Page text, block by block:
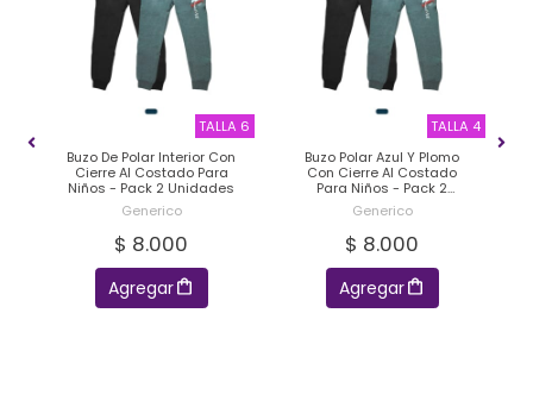
TALLA 6
Buzo De Polar Interior Con
Cierre Al Costado Para
Niños - Pack 2 Unidades
Generico
$ 8.000
Agregar
TALLA 4
Buzo Polar Azul Y Plomo
Con Cierre Al Costado
Para Niños - Pack 2
Unidades
Generico
$ 8.000
Agregar